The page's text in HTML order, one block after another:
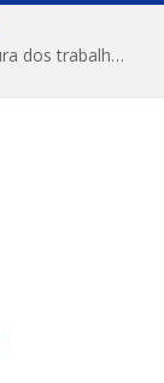
Câmara Municipal de Alenquer realiza abertura dos trabalhos do 4º Período Legislativo